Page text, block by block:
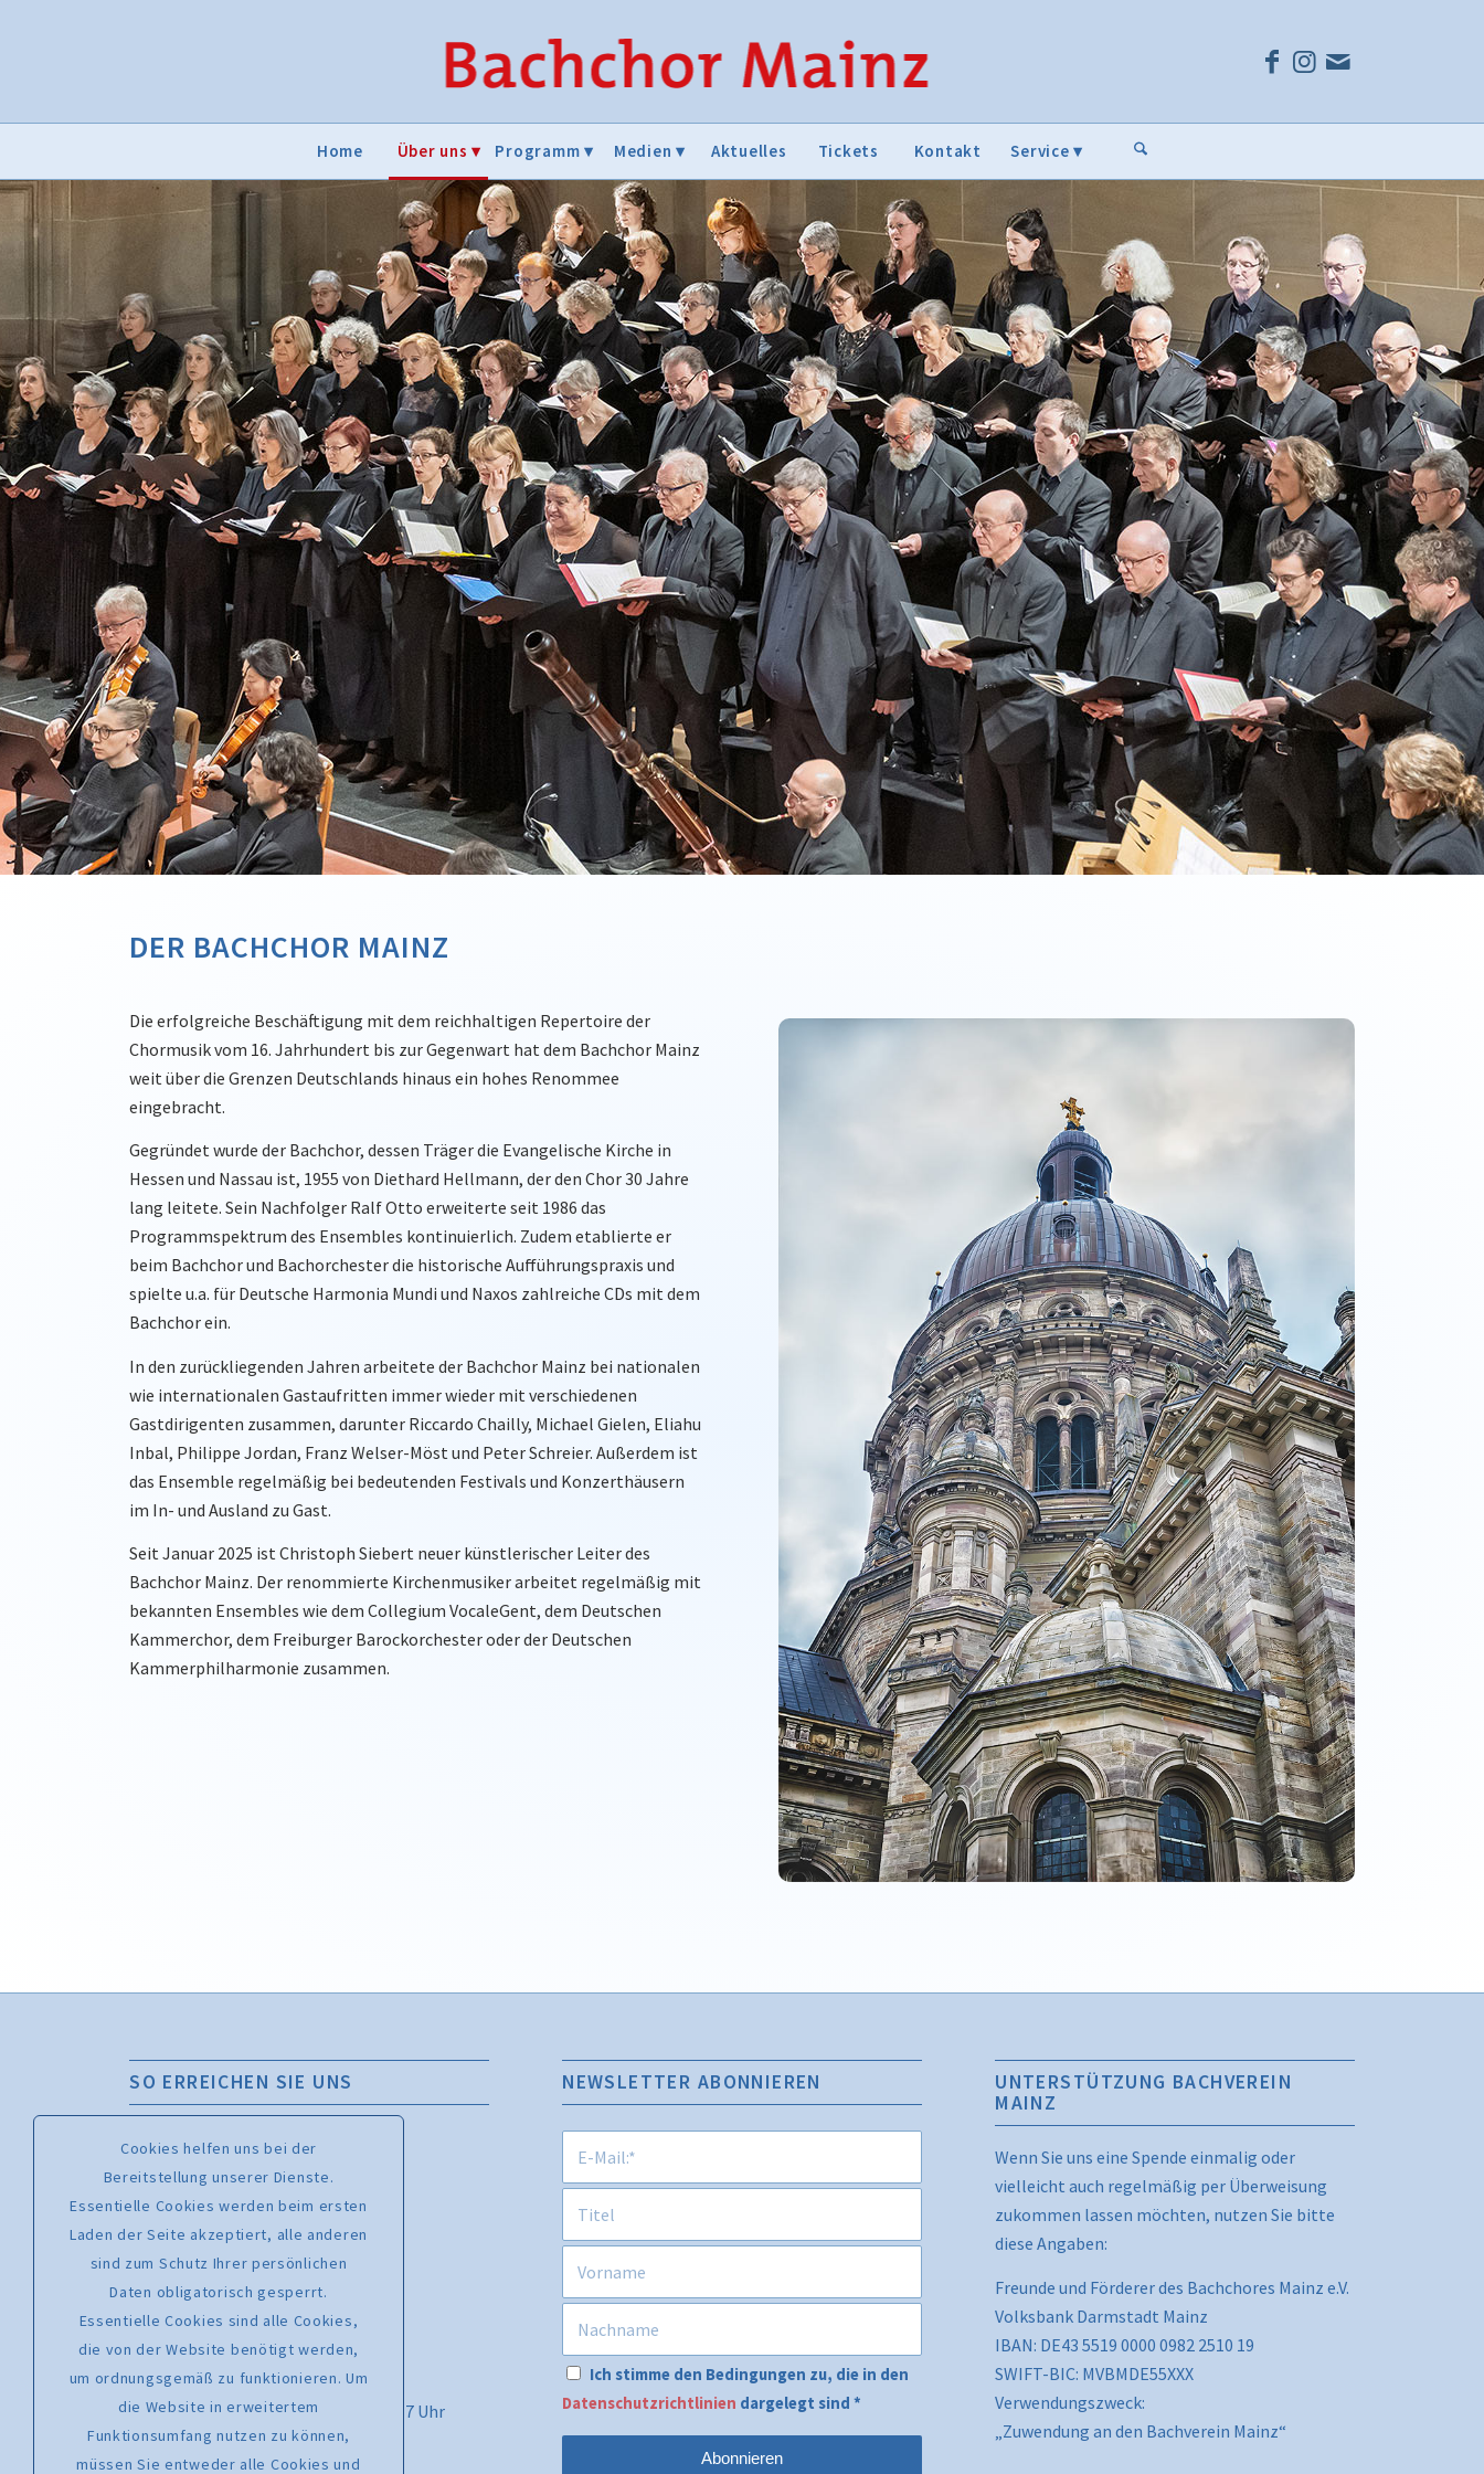
Home Über uns Programm Medien Aktuelles Tickets Kontakt Service
DER BACHCHOR MAINZ
Die erfolgreiche Beschäftigung mit dem reichhaltigen Repertoire der
Chormusik vom 16. Jahrhundert bis zur Gegenwart hat dem Bachchor Mainz
weit über die Grenzen Deutschlands hinaus ein hohes Renommee
eingebracht.
Gegründet wurde der Bachchor, dessen Träger die Evangelische Kirche in
Hessen und Nassau ist, 1955 von Diethard Hellmann, der den Chor 30 Jahre
lang leitete. Sein Nachfolger Ralf Otto erweiterte seit 1986 das
Programmspektrum des Ensembles kontinuierlich. Zudem etablierte er
beim Bachchor und Bachorchester die historische Aufführungspraxis und
spielte u.a. für Deutsche Harmonia Mundi und Naxos zahlreiche CDs mit dem
Bachchor ein.
In den zurückliegenden Jahren arbeitete der Bachchor Mainz bei nationalen
wie internationalen Gastaufritten immer wieder mit verschiedenen
Gastdirigenten zusammen, darunter Riccardo Chailly, Michael Gielen, Eliahu
Inbal, Philippe Jordan, Franz Welser-Möst und Peter Schreier. Außerdem ist
das Ensemble regelmäßig bei bedeutenden Festivals und Konzerthäusern
im In- und Ausland zu Gast.
Seit Januar 2025 ist Christoph Siebert neuer künstlerischer Leiter des
Bachchor Mainz. Der renommierte Kirchenmusiker arbeitet regelmäßig mit
bekannten Ensembles wie dem Collegium VocaleGent, dem Deutschen
Kammerchor, dem Freiburger Barockorchester oder der Deutschen
Kammerphilharmonie zusammen.
SO ERREICHEN SIE UNS
Chormanagement – Melanie Leising
Telefon: 0176 46760701
www.bachchormainz.de
www.facebook.com/bachchor.mz
info@bachchormainz.de
Kartenhotline: 06723 602170
Montag bis Freitag von 9.30 Uhr bis 17 Uhr
Kartenverkauf per E-Mail:
karten@tickets-fuer-rhein-main.de
NEWSLETTER ABONNIEREN
Ich stimme den Bedingungen zu, die in den
Datenschutzrichtlinien dargelegt sind*
UNTERSTÜTZUNG BACHVEREIN
MAINZ
Wenn Sie uns eine Spende einmalig oder
vielleicht auch regelmäßig per Überweisung
zukommen lassen möchten, nutzen Sie bitte
diese Angaben:
Freunde und Förderer des Bachchores Mainz e.V.
Volksbank Darmstadt Mainz
IBAN: DE43 5519 0000 0982 2510 19
SWIFT-BIC: MVBMDE55XXX
Verwendungszweck:
„Zuwendung an den Bachverein Mainz“
Cookies helfen uns bei der
Bereitstellung unserer Dienste.
Essentielle Cookies werden beim ersten
Laden der Seite akzeptiert, alle anderen
sind zum Schutz Ihrer persönlichen
Daten obligatorisch gesperrt.
Essentielle Cookies sind alle Cookies,
die von der Website benötigt werden,
um ordnungsgemäß zu funktionieren. Um
die Website in erweitertem
Funktionsumfang nutzen zu können,
müssen Sie entweder alle Cookies und